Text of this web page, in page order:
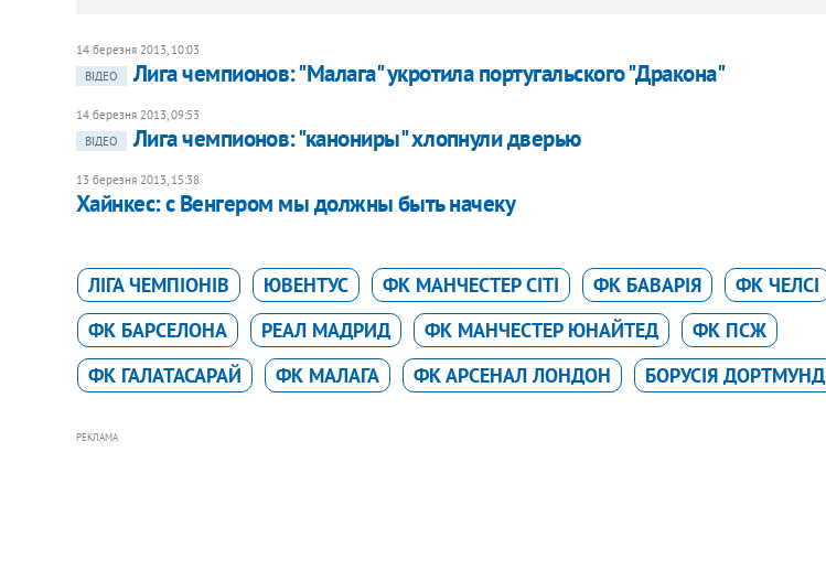
14 березня 2013, 10:03
ВІДЕО
Лига чемпионов: "Малага" укротила португальского "Дракона"
14 березня 2013, 09:53
ВІДЕО
Лига чемпионов: "канониры" хлопнули дверью
13 березня 2013, 15:38
Хайнкес: с Венгером мы должны быть начеку
ЛІГА ЧЕМПІОНІВ ЮВЕНТУС ФК МАНЧЕСТЕР СІТІ ФК БАВАРІЯ
ФК ЧЕЛСІ
ФК БАРСЕЛОНА
РЕАЛ МАДРИД ФК МАНЧЕСТЕР ЮНАЙТЕД
ФК ПСЖ
ФК ГАЛАТАСАРАЙ
ФК МАЛАГА ФК АРСЕНАЛ ЛОНДОН БОРУСІЯ ДОРТМУНД
РЕКЛАМА